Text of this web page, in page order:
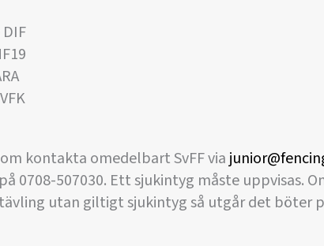
kontakta omedelbart SvFF via
0708-507030. Ett sjukintyg måste uppvisas.
utan giltigt sjukintyg så utgår det böter